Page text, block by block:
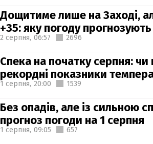
Дощитиме лише на Заході,
+35: яку погоду
2 серпня, 06:57 2696
Спека на початку серпня:
рекордні показники
1 серпня, 20:00 1539
Без опадів, але із сильною
прогноз погоди на 1 серпня
1 серпня, 09:05 657